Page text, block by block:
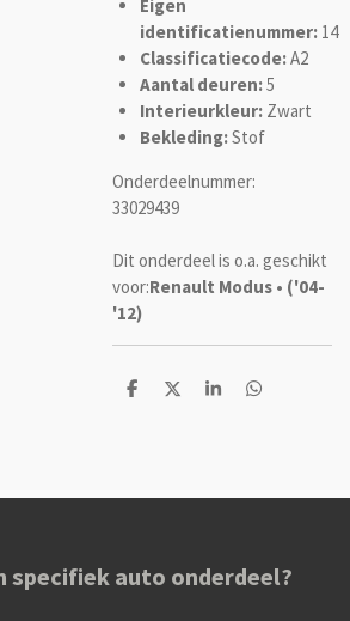
Eigen
identificatienummer: 14
Classificatiecode:A2
Aantal deuren:5
Interieurkleur: Zwart
Bekleding:Stof
Onderdeelnummer:
33029439
Dit onderdeel is o.a. geschikt
voor:Renault Modus • ('04-
'12)
D
D
S
D
specifiek auto onderdeel?